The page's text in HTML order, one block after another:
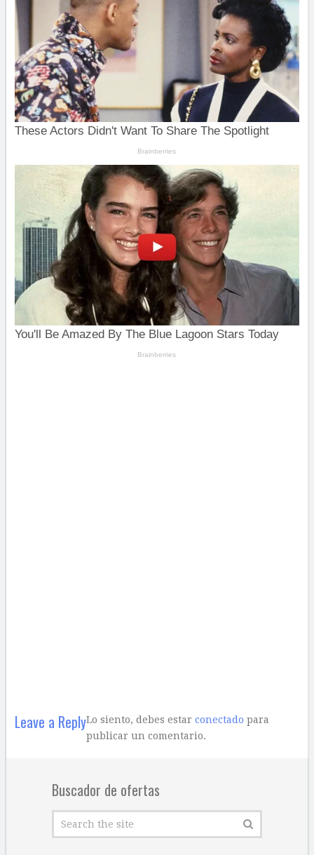
Leave a ReplyLo siento, debes estar conectado para
publicar un comentario.
Buscador de ofertas